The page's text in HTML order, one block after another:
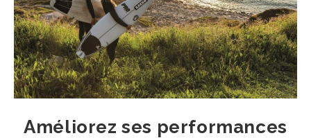
Améliorez ses performances